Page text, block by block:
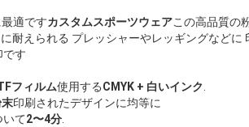
適ですカスタムスポーツウェアこの高品質の
耐えられる プレッシャーやレッギングなどに
です
フィルム使用するCMYK + 白いインク
印刷されたデザインに均等に
いて2〜4分